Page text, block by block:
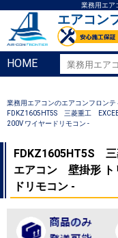
業務用エア
エアコン
HOME
業務用エアコンのエアコンフロンテ
FDKZ1605HT5S 三菱重工
200V ワイヤードリモコン -
FDKZ1605HT5S
エアコン 壁掛形 ト
ドリモコン -